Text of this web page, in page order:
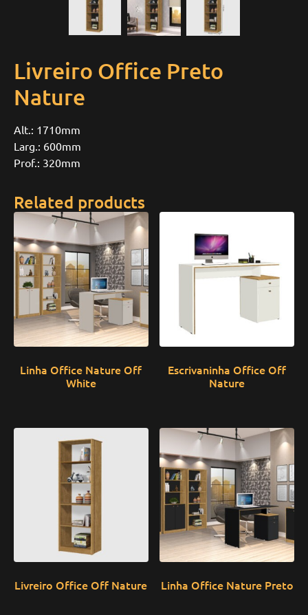
Livreiro Office Preto
Nature
Alt.: 1710mm
Larg.: 600mm
Prof.: 320mm
Related products
Linha Office Nature Off
White
Escrivaninha Office Off
Nature
Livreiro Office Off Nature Linha Office Nature Preto